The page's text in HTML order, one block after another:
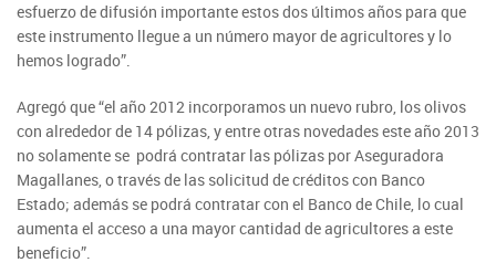
Registro Ley 19.862
Oficina virtual de atención ciudadana
Indicadores de Gestión
Trabaje en INDAP
Servicio de Asesoría Técnica - SAT
Crédito Corto Plazo
Ver todos los Programas
Concursos de Fomento
Turismo Rural
Atacama
Coquimbo
Maule
Biobío
Aysén
Podcast
Fotografías
Seminarios
Biblioteca
Contacto de Prensa
Suscríbase a nuestras noticias
INDAP Agustinas 1465, Santiago de Chile
esfuerzo de difusión importante estos dos últimos años para que
este instrumento llegue a un número mayor de agricultores y lo
hemos logrado”.
Agregó que “el año 2012 incorporamos un nuevo rubro, los olivos
con alrededor de 14 pólizas, y entre otras novedades este año 2013
no solamente se podrá contratar las pólizas por Aseguradora
Magallanes, o través de las solicitud de créditos con Banco
Estado; además se podrá contratar con el Banco de Chile, lo cual
aumenta el acceso a una mayor cantidad de agricultores a este
beneficio”.